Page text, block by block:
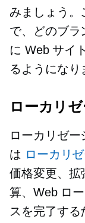
みましょう。
で、どのブラ
に Web サイ
るようになり
ローカリ
ローカリゼ
は ローカリ
価格変更、拡
算、Web ロ
スを完了す